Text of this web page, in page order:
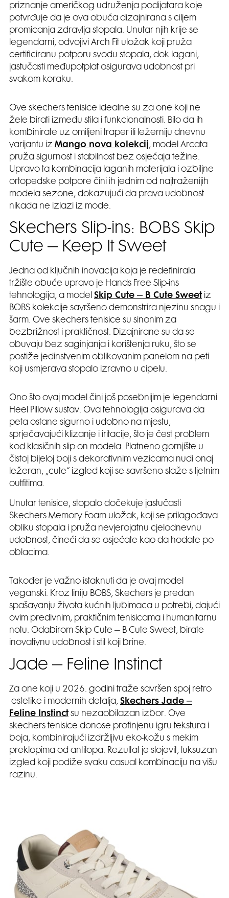
priznanje američkog udruženja podijatara koje
potvrđuje da je ova obuća dizajnirana s ciljem
promicanja zdravlja stopala. Unutar njih krije se
legendarni, odvojivi Arch Fit uložak koji pruža
certificiranu potporu svodu stopala, dok lagani,
jastučasti međupotplat osigurava udobnost pri
svakom koraku.
Ove skechers tenisice idealne su za one koji ne
žele birati između stila i funkcionalnosti. Bilo da ih
kombinirate uz omiljeni traper ili ležerniju dnevnu
varijantu iz Mango nova kolekcij , model Arcata
pruža sigurnost i stabilnost bez osjećaja težine.
Upravo ta kombinacija laganih materijala i ozbiljne
ortopedske potpore čini ih jednim od najtraženijih
modela sezone, dokazujući da prava udobnost
nikada ne izlazi iz mode.
Skechers Slip-ins: BOBS Skip
Cute – Keep It Sweet
Jedna od ključnih inovacija koja je redefinirala
tržište obuće upravo je Hands Free Slip-ins
tehnologija, a model Skip Cute – B Cute Sweetiz
BOBS kolekcije savršeno demonstrira njezinu snagu i
šarm. Ove skechers tenisice su sinonim za
bezbrižnost i praktičnost. Dizajnirane su da se
obuvaju bez saginjanja i korištenja ruku, što se
postiže jedinstvenim oblikovanim panelom na peti
koji usmjerava stopalo izravno u cipelu.
Ono što ovaj model čini još posebnijim je legendarni
Heel Pillow sustav. Ova tehnologija osigurava da
peta ostane sigurno i udobno na mjestu,
sprječavajući klizanje i iritacije, što je čest problem
kod klasičnih slip-on modela. Platneno gornjište u
čistoj bijeloj boji s dekorativnim vezicama nudi onaj
ležeran, „cute“ izgled koji se savršeno slaže s ljetnim
outfitima.
Unutar tenisice, stopalo dočekuje jastučasti
Skechers Memory Foam uložak, koji se prilagođava
obliku stopala i pruža nevjerojatnu cjelodnevnu
udobnost, čineći da se osjećate kao da hodate po
oblacima.
Također je važno istaknuti da je ovaj model
veganski. Kroz liniju BOBS, Skechers je predan
spašavanju života kućnih ljubimaca u potrebi, dajući
ovim predivnim, praktičnim tenisicama i humanitarnu
notu. Odabirom Skip Cute – B Cute Sweet, birate
inovativnu udobnost i stil koji brine.
Jade – Feline Instinct
Za one koji u 2026. godini traže savršen spoj retro
estetike i modernih detalja, Skechers Jade –
Feline Instinctsu nezaobilazan izbor. Ove
skechers tenisice donose profinjenu igru tekstura i
boja, kombinirajući izdržljivu eko-kožu s mekim
preklopima od antilopa. Rezultat je slojevit, luksuzan
izgled koji podiže svaku casual kombinaciju na višu
razinu.